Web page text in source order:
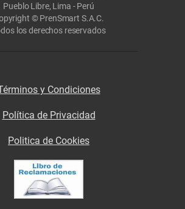
Pueblo Libre, Lima - Perú
© PrenSmart S.A.C.
los derechos reservados
y Condiciones
Política de Privacidad
Politica de Cookies